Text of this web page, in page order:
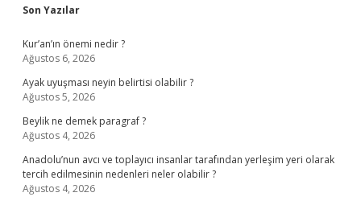
Sidebar
Son Yazılar
Kur’an’ın önemi nedir ?
Ağustos 6, 2026
Ayak uyuşması neyin belirtisi olabilir ?
Ağustos 5, 2026
Beylik ne demek paragraf ?
Ağustos 4, 2026
Anadolu’nun avcı ve toplayıcı insanlar tarafından yerleşim yeri olarak
tercih edilmesinin nedenleri neler olabilir ?
Ağustos 4, 2026